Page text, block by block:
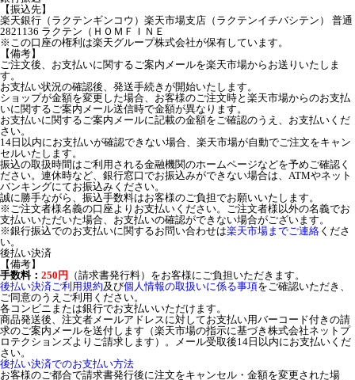
【振込先】
楽天銀行（ラクテンギンコウ）楽天市場支店（ラクテンイチバシテン） 普通
2821136 ラクテン（ＨＯＭＦＩＮＥ
※この口座の権利は楽天グループ株式会社が保有しています。
【備考】
ご注文後、お支払いに関するご案内メールを楽天市場からお送りいたしま
す。
お支払い状況の確認後、発送手続きが開始いたします。
ショップが金額を変更した場合、お客様のご注文時と楽天市場からのお支払
いに関するご案内メール送信時で金額が異なります。
お支払いに関するご案内メールに記載の金額をご確認のうえ、お支払いくだ
さい。
14日以内にお支払いが確認できない場合、楽天市場が自動でご注文をキャン
セルいたします。
振込の取扱時間はご利用される金融機関のホームページなどを予めご確認く
ださい。連休時など、銀行窓口でお振込みができない場合は、ATMやネット
バンキングにてお振込みください。
誠に勝手ながら、振込手数料はお客様のご負担でお願いいたします。
※ご注文者様名義の口座よりお支払いください。ご注文者様以外の名義でお
支払いいただいた場合、お支払いの確認ができない場合がございます。
※銀行振込でのお支払いに関するお問い合わせは楽天市場までご連絡 くださ
い。
後払い決済
【備考】
手数料： 250円 （請求書発行料）をお客様にご負担いただきます。
後払い決済ご利用規約及び個人情報の取扱いに係る事項をご確認いただき、
ご同意のうえご利用ください。
各コンビニまたは銀行でお支払いいただけます。
商品発送後、注文者メールアドレスに対してお支払い用バーコード付きの請
求のご案内メールを送付します（楽天市場の指示に基づき株式会社ネットプ
ロテクションズよりご請求します）。メール受取後14日以内にお支払いくだ
さい。
後払い決済でのお支払い方法
お客様のご都合で請求書発行後に注文をキャンセル・金額を変更された場